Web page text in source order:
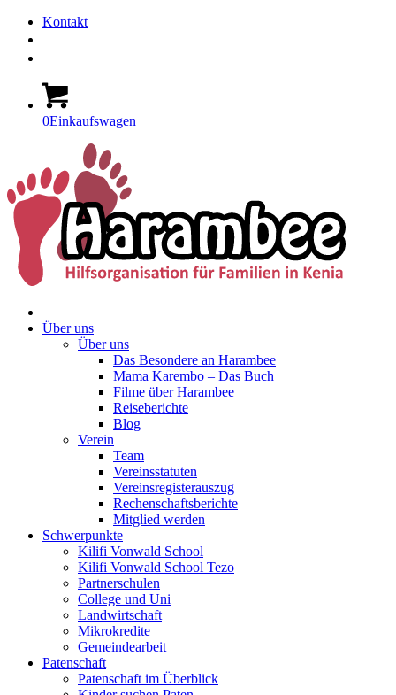
Kontakt
0Einkaufswagen
Über uns
Über uns
Das Besondere an Harambee
Mama Karembo – Das Buch
Filme über Harambee
Reiseberichte
Blog
Verein
Team
Vereinsstatuten
Vereinsregisterauszug
Rechenschaftsberichte
Mitglied werden
Schwerpunkte
Kilifi Vonwald School
Kilifi Vonwald School Tezo
Partnerschulen
College und Uni
Landwirtschaft
Mikrokredite
Gemeindearbeit
Patenschaft
Patenschaft im Überblick